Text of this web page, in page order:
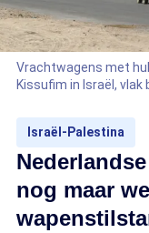
Vrachtwagens met
Kissufim in Israël, vlak
Israël-Palestina
nog maar